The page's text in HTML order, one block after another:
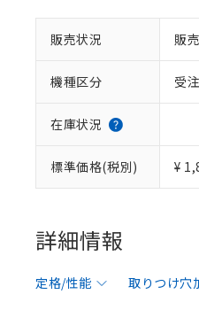
販売状況 販
機種区分 受
在庫状況
標準価格(税別) ¥
詳細情報
定格/性能 取りつけ穴